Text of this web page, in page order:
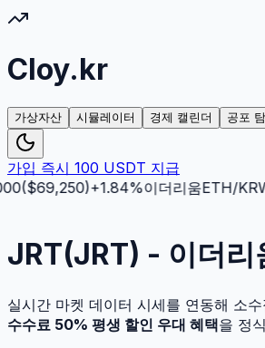
Cloy.kr
가상자산 시뮬레이터 경제 캘린더 공포
가입 즉시 100 USDT 지급
($69,250)+1.84%이더리움ETH/KRW
JRT(JRT) - 이더리
실시간 마켓 데이터 시세를 연동해 소
수수료 50% 평생 할인 우대 혜택을 정